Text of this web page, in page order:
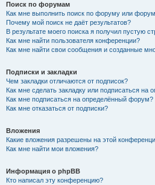
Поиск по форумам
Как мне выполнить поиск по форуму или
Почему мой поиск не даёт результатов?
В результате моего поиска я получил пустую
Как мне найти пользователя конференции?
Как мне найти свои сообщения и созданные
Подписки и закладки
Чем закладки отличаются от подписок?
Как мне сделать закладку или подписаться на
Как мне подписаться на определённый форум?
Как мне отказаться от подписки?
Вложения
Какие вложения разрешены на этой
Как мне найти мои вложения?
Информация о phpBB
Кто написал эту конференцию?